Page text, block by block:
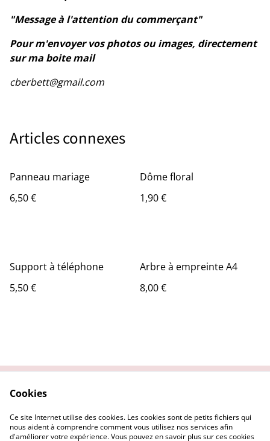
"Message à l'attention du commerçant"
Pour m'envoyer vos photos ou images, directement
sur ma boite mail
cberbett@gmail.com
Articles connexes
Panneau mariage
6,50 €
Dôme floral
1,90 €
Support à téléphone
5,50 €
Arbre à empreinte A4
8,00 €
Politique de
confidentialité
Politique de cookies
Cookies
Ce site Internet utilise des cookies. Les cookies sont de petits fichiers qui
nous aident à comprendre comment vous utilisez nos services afin
d'améliorer votre expérience. Vous pouvez en savoir plus sur ces cookies